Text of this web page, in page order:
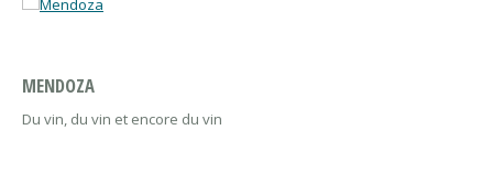
MENDOZA
Du vin, du vin et encore du vin